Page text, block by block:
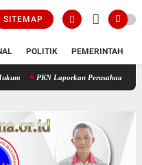
SITEMAP
POLITIK PEMERINTAH
Advokat Muda, PAMID Buka